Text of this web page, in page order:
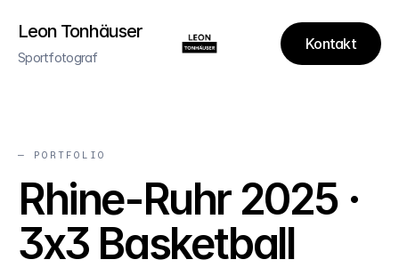
Leon Tonhäuser
Sportfotograf
Kontakt
— PORTFOLIO
Rhine-Ruhr 2025 ·
3x3 Basketball